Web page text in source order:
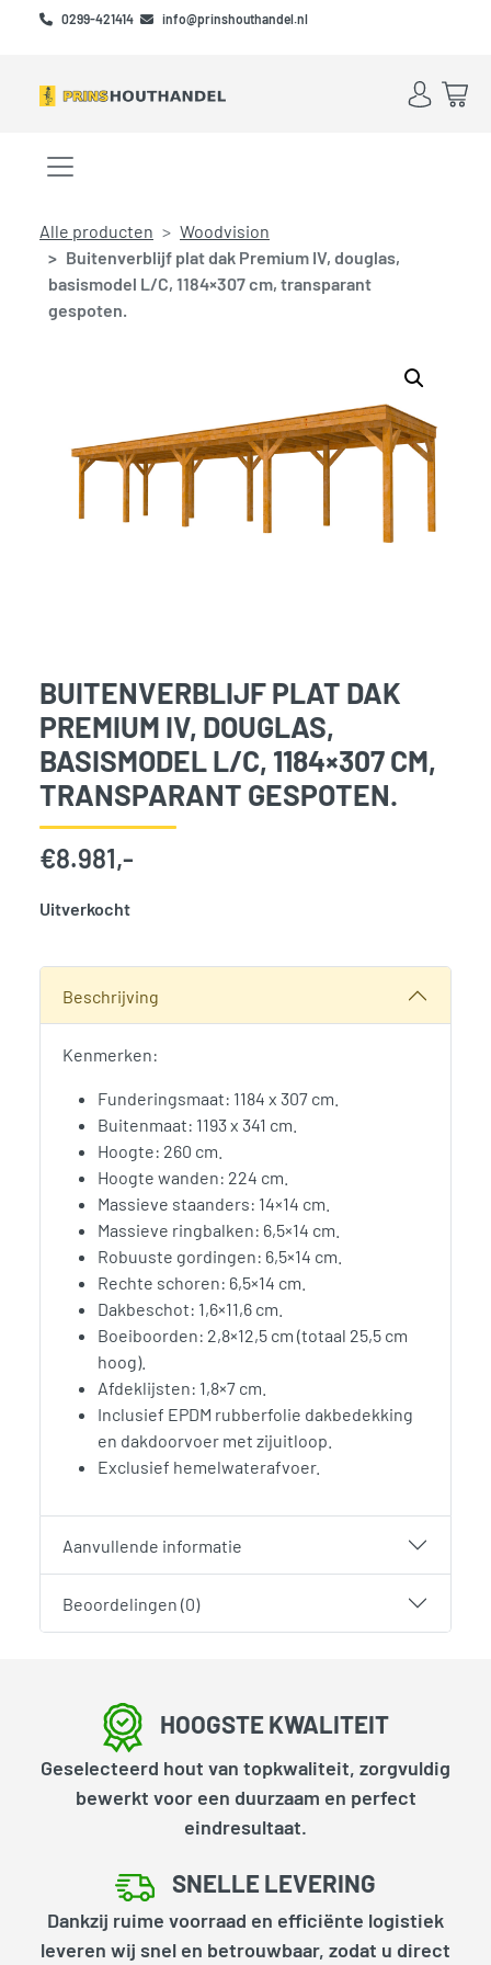
Skip to main content
Skip to footer
0299-421414 info@prinshouthandel.nl
Account
Menu openen/sluiten
Alle producten
Woodvision
Buitenverblijf plat dak Premium IV, douglas,
basismodel L/C, 1184×307 cm, transparant
gespoten.
BUITENVERBLIJF PLAT DAK
PREMIUM IV, DOUGLAS,
BASISMODEL L/C, 1184×307 CM,
TRANSPARANT GESPOTEN.
€8.981,-
Uitverkocht
Beschrijving
Kenmerken:
Funderingsmaat: 1184 x 307 cm.
Buitenmaat: 1193 x 341 cm.
Hoogte: 260 cm.
Hoogte wanden: 224 cm.
Massieve staanders: 14×14 cm.
Massieve ringbalken: 6,5×14 cm.
Robuuste gordingen: 6,5×14 cm.
Rechte schoren: 6,5×14 cm.
Dakbeschot: 1,6×11,6 cm.
Boeiboorden: 2,8×12,5 cm (totaal 25,5 cm
hoog).
Afdeklijsten: 1,8×7 cm.
Inclusief EPDM rubberfolie dakbedekking
en dakdoorvoer met zijuitloop.
Exclusief hemelwaterafvoer.
Aanvullende informatie
Beoordelingen (0)
HOOGSTE KWALITEIT
Geselecteerd hout van topkwaliteit, zorgvuldig
bewerkt voor een duurzaam en perfect
eindresultaat.
SNELLE LEVERING
Dankzij ruime voorraad en efficiënte logistiek
leveren wij snel en betrouwbaar, zodat u direct